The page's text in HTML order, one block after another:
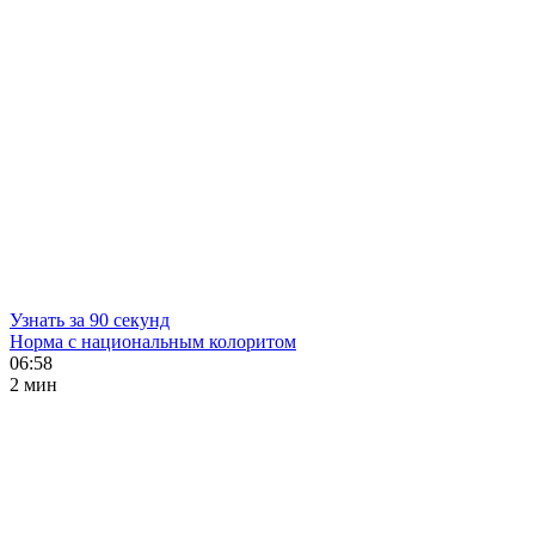
Узнать за 90 секунд
Норма с национальным колоритом
06:58
2 мин